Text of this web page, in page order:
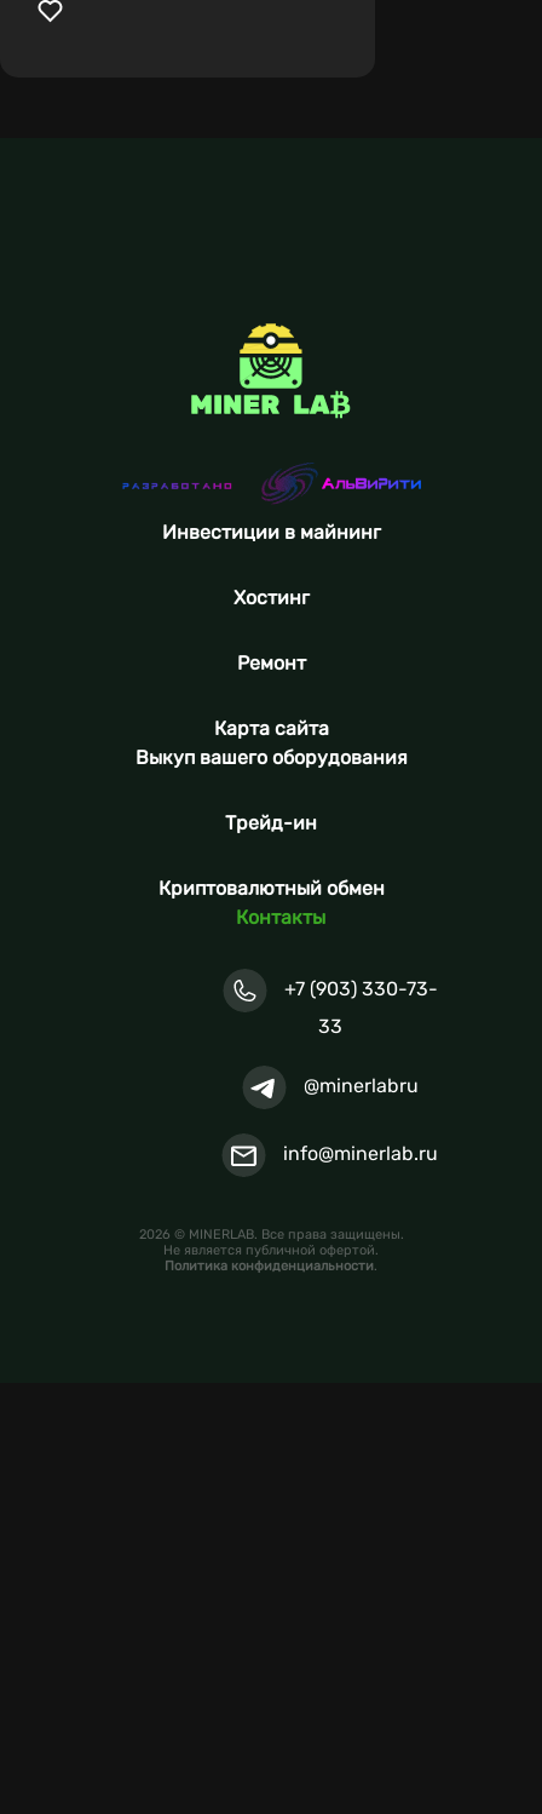
Инвестиции в майнинг
Хостинг
Ремонт
Карта сайта
Выкуп вашего оборудования
Трейд-ин
Криптовалютный обмен
Контакты
+7 (903) 330-73-
33
@minerlabru
info@minerlab.ru
2026 © MINERLAB. Все права защищены.
Не является публичной офертой.
Политика конфиденциальности.